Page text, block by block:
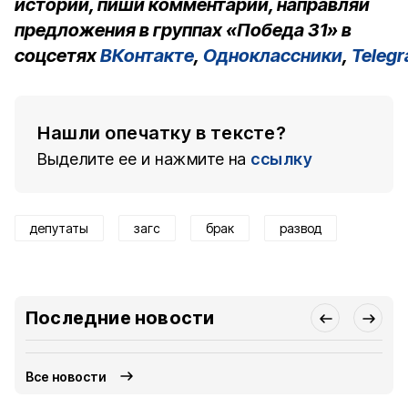
истории, пиши комментарии, направляй
предложения в группах «Победа 31» в
соцсетяхВКонтакте, Одноклассники,
Нашли опечатку в тексте?
Выделите ее и нажмите на ссылку
депутаты загс брак развод
Последние новости
Все новости